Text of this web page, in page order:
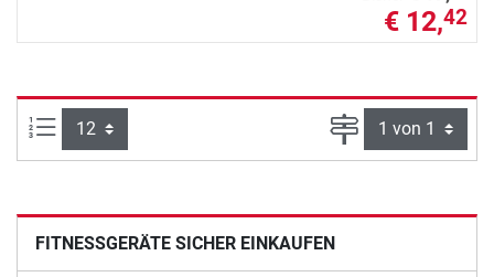
€ 12,42
Artikel pro Seite: Seite
FITNESSGERÄTE SICHER EINKAUFEN